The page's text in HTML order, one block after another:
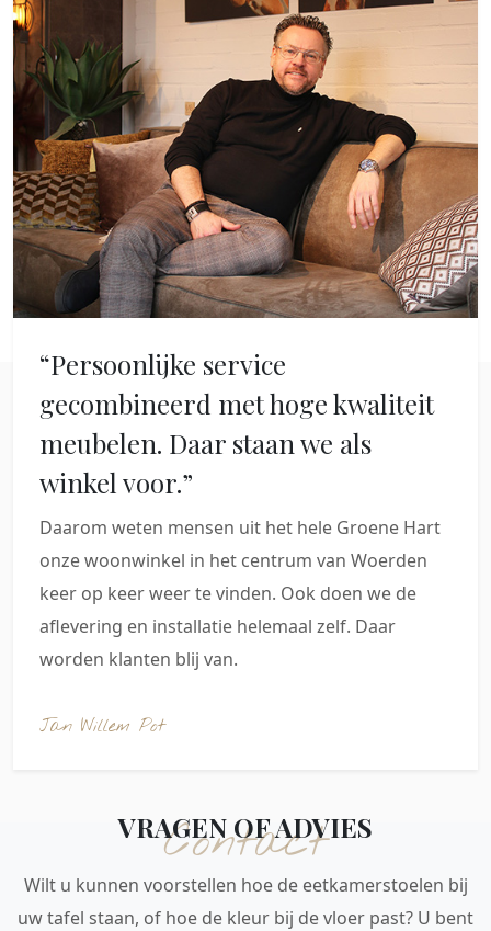
“Persoonlijke service
gecombineerd met hoge kwaliteit
meubelen. Daar staan we als
winkel voor.”
Daarom weten mensen uit het hele Groene Hart
onze woonwinkel in het centrum van Woerden
keer op keer weer te vinden. Ook doen we de
aflevering en installatie helemaal zelf. Daar
worden klanten blij van.
Jan Willem Pot
Contact
VRAGEN OF ADVIES
Wilt u kunnen voorstellen hoe de eetkamerstoelen bij
uw tafel staan, of hoe de kleur bij de vloer past? U bent